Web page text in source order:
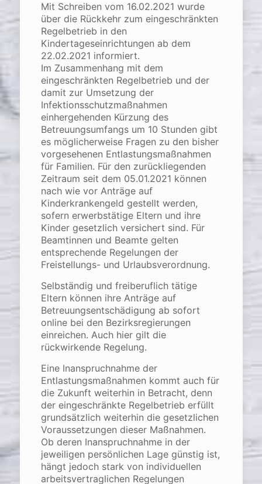
Mit Schreiben vom 16.02.2021 wurde
über die Rückkehr zum eingeschränkten
Regelbetrieb in den
Kindertageseinrichtungen ab dem
22.02.2021 informiert.
Im Zusammenhang mit dem
eingeschränkten Regelbetrieb und der
damit zur Umsetzung der
Infektionsschutzmaßnahmen
einhergehenden Kürzung des
Betreuungsumfangs um 10 Stunden gibt
es möglicherweise Fragen zu den bisher
vorgesehenen Entlastungsmaßnahmen
für Familien. Für den zurückliegenden
Zeitraum seit dem 05.01.2021 können
nach wie vor Anträge auf
Kinderkrankengeld gestellt werden,
sofern erwerbstätige Eltern und ihre
Kinder gesetzlich versichert sind. Für
Beamtinnen und Beamte gelten
entsprechende Regelungen der
Freistellungs- und Urlaubsverordnung.
Selbständig und freiberuflich tätige
Eltern können ihre Anträge auf
Betreuungsentschädigung ab sofort
online bei den Bezirksregierungen
einreichen. Auch hier gilt die
rückwirkende Regelung.
Eine Inanspruchnahme der
Entlastungsmaßnahmen kommt auch für
die Zukunft weiterhin in Betracht, denn
der eingeschränkte Regelbetrieb erfüllt
grundsätzlich weiterhin die gesetzlichen
Voraussetzungen dieser Maßnahmen.
Ob deren Inanspruchnahme in der
jeweiligen persönlichen Lage günstig ist,
hängt jedoch stark von individuellen
arbeitsvertraglichen Regelungen